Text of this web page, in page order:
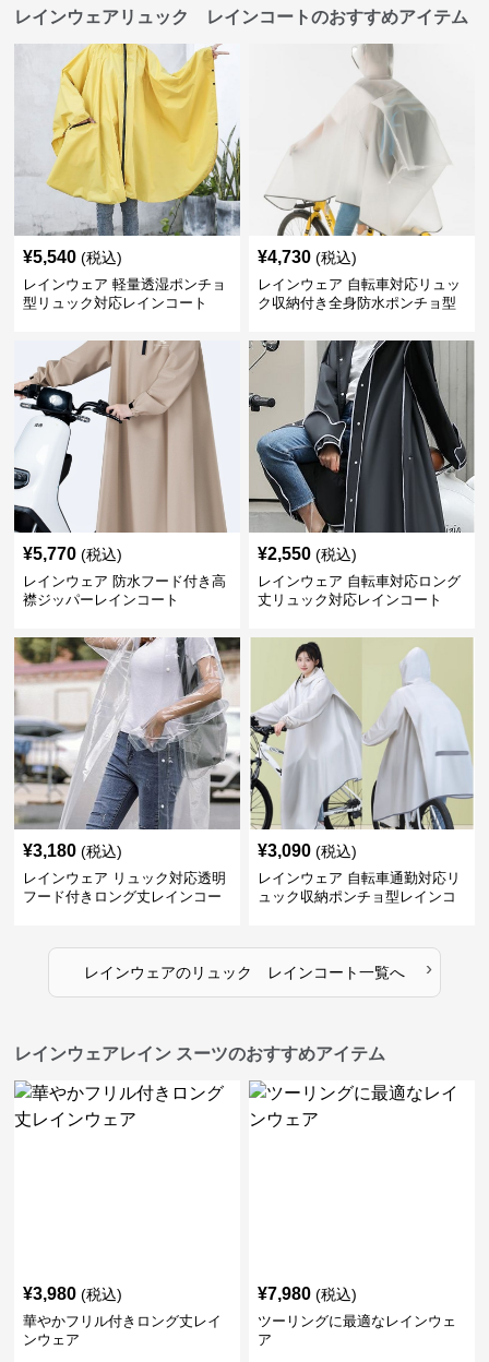
レインウェアリュック レインコートのおすすめアイテム
¥5,540 (税込)
レインウェア 軽量透湿ポンチョ
型リュック対応レインコート
¥4,730 (税込)
レインウェア 自転車対応リュッ
ク収納付き全身防水ポンチョ型
¥5,770 (税込)
レインウェア 防水フード付き高
襟ジッパーレインコート
¥2,550 (税込)
レインウェア 自転車対応ロング
丈リュック対応レインコート
¥3,180 (税込)
レインウェア リュック対応透明
フード付きロング丈レインコー
¥3,090 (税込)
レインウェア 自転車通勤対応リ
ュック収納ポンチョ型レインコ
レインウェアのリュック レインコート一覧へ ›
レインウェアレイン スーツのおすすめアイテム
¥3,980 (税込)
華やかフリル付きロング丈レイ
ンウェア
¥7,980 (税込)
ツーリングに最適なレインウェ
ア